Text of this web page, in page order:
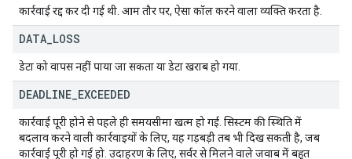
कार्रवाई रद्द कर दी गई थी. आम तौर पर, ऐसा कॉल करने वाला व्यक्ति करता है.
DATA LOSS
डेटा को वापस नहीं पाया जा सकता या डेटा खराब हो गया.
DEADLINE EXCEEDED
कार्रवाई पूरी होने से पहले ही समयसीमा खत्म हो गई. सिस्टम की स्थिति में
बदलाव करने वाली कार्रवाइयों के लिए, यह गड़बड़ी तब भी दिख सकती है, जब
कार्रवाई पूरी हो गई हो. उदाहरण के लिए, सर्वर से मिलने वाले जवाब में बहुत